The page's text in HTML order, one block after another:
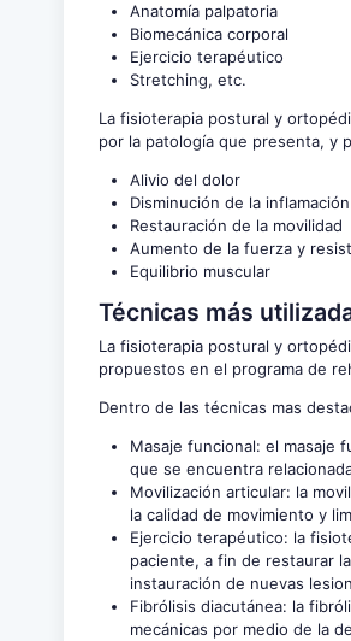
Anatomía palpatoria
Biomecánica corporal
Ejercicio terapéutico
Stretching, etc.
La fisioterapia postural y
por la patología que presenta, y
Alivio del dolor
Disminución de la inflamación
Restauración de la movilidad
Aumento de la fuerza y
Equilibrio muscular
Técnicas más
La fisioterapia postural y
propuestos en el programa de
Dentro de las técnicas mas
Masaje funcional: el masaje
que se encuentra
Movilización articular: la
la calidad de movimiento y
Ejercicio terapéutico: la
paciente, a fin de restaurar
instauración de nuevas
Fibrólisis diacutánea: la
mecánicas por medio de la